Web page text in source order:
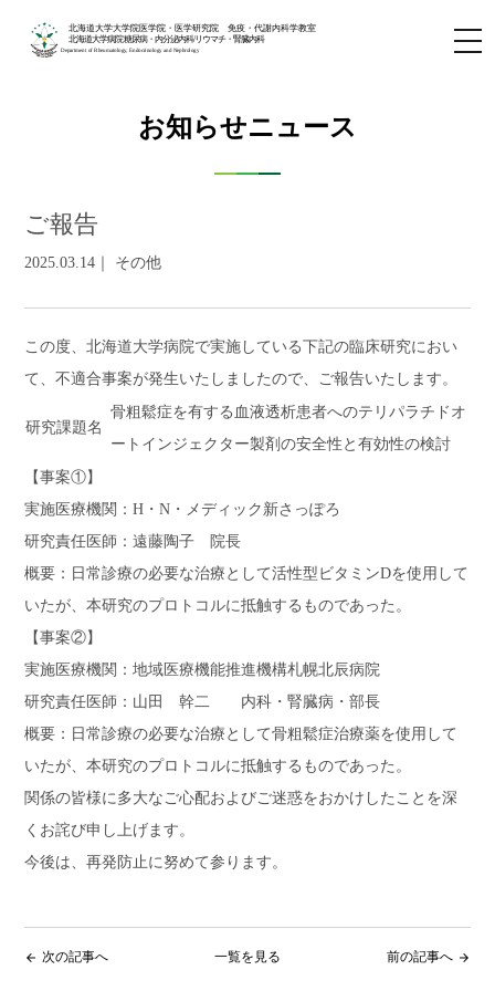
北海道大学大学院医学院・医学研究院 免疫・代謝内科学教室
北海道大学病院 糖尿病・内分泌内科/リウマチ・腎臓内科
Department of Rheumatology, Endocrinology and Nephrology
お知らせニュース
ご報告
2025.03.14｜ その他
この度、北海道大学病院で実施している下記の臨床研究におい
て、不適合事案が発生いたしましたので、ご報告いたします。
研究課題名
骨粗鬆症を有する血液透析患者へのテリパラチドオ
ートインジェクター製剤の安全性と有効性の検討
【事案①】
実施医療機関：H・N・メディック新さっぽろ
研究責任医師：遠藤陶子 院長
概要：日常診療の必要な治療として活性型ビタミンDを使用して
いたが、本研究のプロトコルに抵触するものであった。
【事案②】
実施医療機関：地域医療機能推進機構札幌北辰病院
研究責任医師：山田 幹二 内科・腎臓病・部長
概要：日常診療の必要な治療として骨粗鬆症治療薬を使用して
いたが、本研究のプロトコルに抵触するものであった。
関係の皆様に多大なご心配およびご迷惑をおかけしたことを深
くお詫び申し上げます。
今後は、再発防止に努めて参ります。
arrow_back 次の記事へ 一覧を見る arrow_forward
前の記事へ